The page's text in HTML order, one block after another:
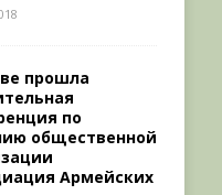
прошла
по
общественной
Армейских